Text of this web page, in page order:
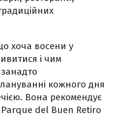
хоча восени у
і чим
кожного дня
Вона рекомендує
del Buen Retiro